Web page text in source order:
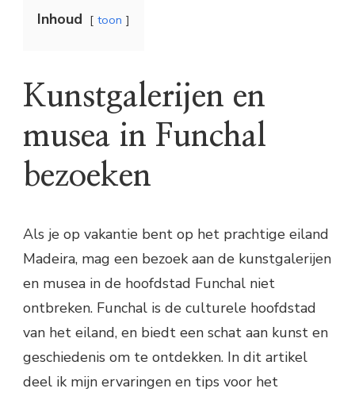
Inhoud toon
Kunstgalerijen en
musea in Funchal
bezoeken
Als je op vakantie bent op het prachtige eiland
Madeira, mag een bezoek aan de kunstgalerijen
en musea in de hoofdstad Funchal niet
ontbreken. Funchal is de culturele hoofdstad
van het eiland, en biedt een schat aan kunst en
geschiedenis om te ontdekken. In dit artikel
deel ik mijn ervaringen en tips voor het